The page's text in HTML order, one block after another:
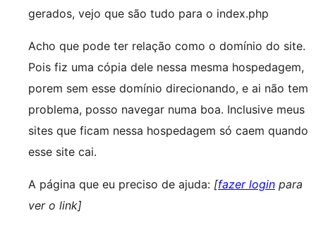
gerados, vejo que são tudo para o index.php
Acho que pode ter relação como o domínio do site.
Pois fiz uma cópia dele nessa mesma hospedagem,
porem sem esse domínio direcionando, e ai não tem
problema, posso navegar numa boa. Inclusive meus
sites que ficam nessa hospedagem só caem quando
esse site cai.
A página que eu preciso de ajuda: [fazer login para
ver o link]